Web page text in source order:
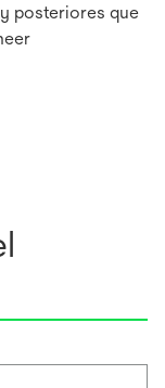
posteriores que